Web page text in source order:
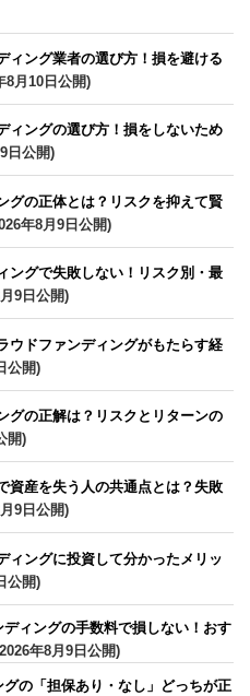
ィング業者の選び方！損を避ける
8月10日公開)
ィングの選び方！損をしないため
日公開)
グの正体とは？リスクを抑えて賢
年8月9日公開)
ングで失敗しない！リスク別・最
9日公開)
ウドファンディングがもたらす経
公開)
グの正解は？リスクとリターンの
開)
資産を失う人の共通点とは？失敗
9日公開)
ィングに投資して分かったメリッ
公開)
ディングの手数料で損しない！おす
年8月9日公開)
グの「担保あり・なし」どっちが正